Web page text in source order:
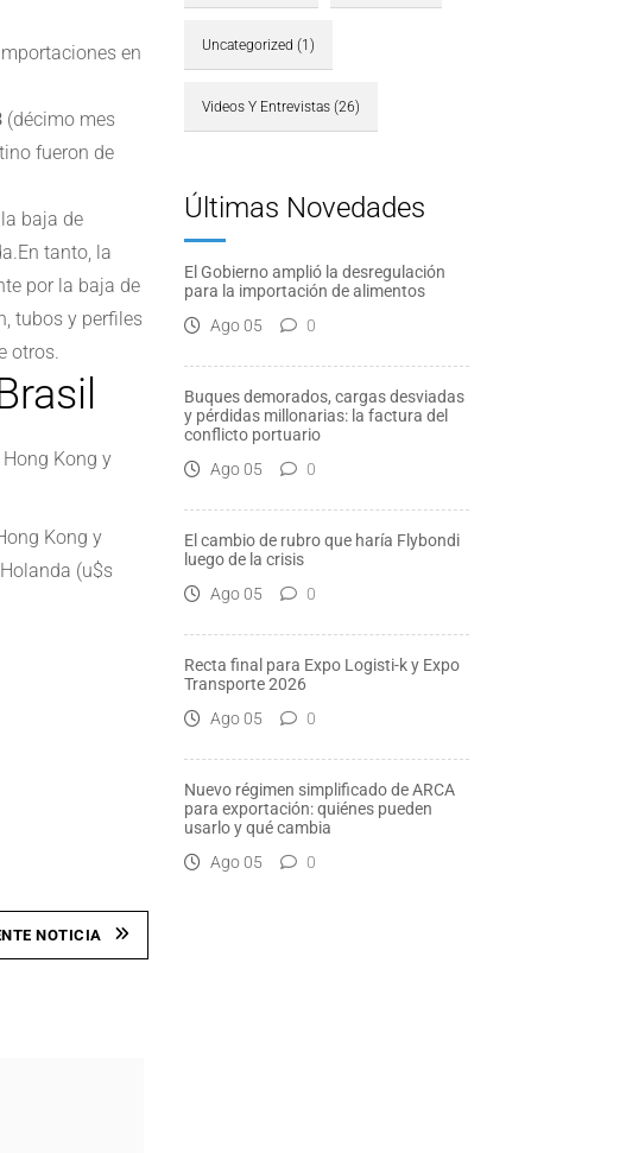
en
(décimo mes
fueron de
baja de
tanto, la
por la baja de
tubos y perfiles
otros.
Kong y
Kong y
(u$s
NOTICIA
Uncategorized (1)
Videos Y Entrevistas (26)
Últimas Novedades
El Gobierno amplió la desregulación
para la importación de alimentos
Ago 05
0
Buques demorados, cargas desviadas
y pérdidas millonarias: la factura del
conflicto portuario
Ago 05
0
El cambio de rubro que haría Flybondi
luego de la crisis
Ago 05
0
Recta final para Expo Logisti-k y Expo
Transporte 2026
Ago 05
0
Nuevo régimen simplificado de ARCA
para exportación: quiénes pueden
usarlo y qué cambia
Ago 05
0